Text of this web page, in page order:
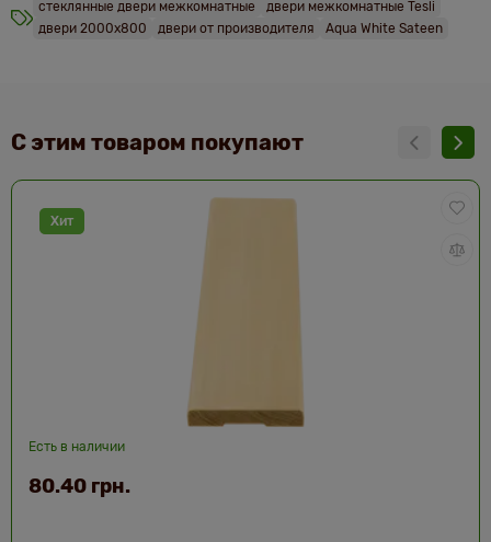
стеклянные двери межкомнатные
двери межкомнатные Tesli
двери 2000х800
двери от производителя Aqua White Sateen
С этим товаром покупают
Хит
Есть в наличии
80.40 грн.